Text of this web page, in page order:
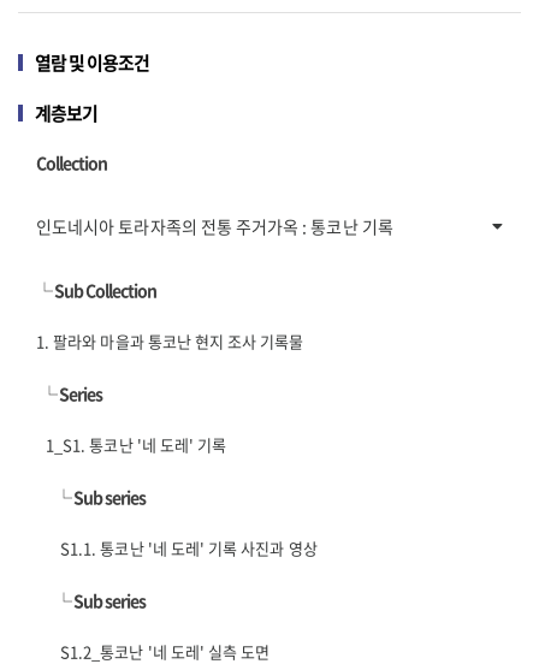
열람 및 이용조건
계층보기
Collection
인도네시아 토라자족의 전통 주거가옥 : 통코난 기록
└Sub Collection
1. 팔라와 마을과 통코난 현지 조사 기록물
└Series
1_S1. 통코난 '네 도레' 기록
└Sub series
S1.1. 통코난 '네 도레' 기록 사진과 영상
└Sub series
S1.2_통코난 '네 도레' 실측 도면